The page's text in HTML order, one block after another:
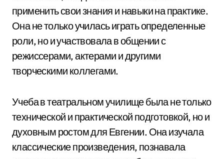
применить свои знания и навыки на практике.
Она не только училась играть определенные
роли, но и участвовала в общении с
режиссерами, актерами и другими
творческими коллегами.
Учеба в театральном училище была не только
технической и практической подготовкой, но и
духовным ростом для Евгении. Она изучала
классические произведения, познавала